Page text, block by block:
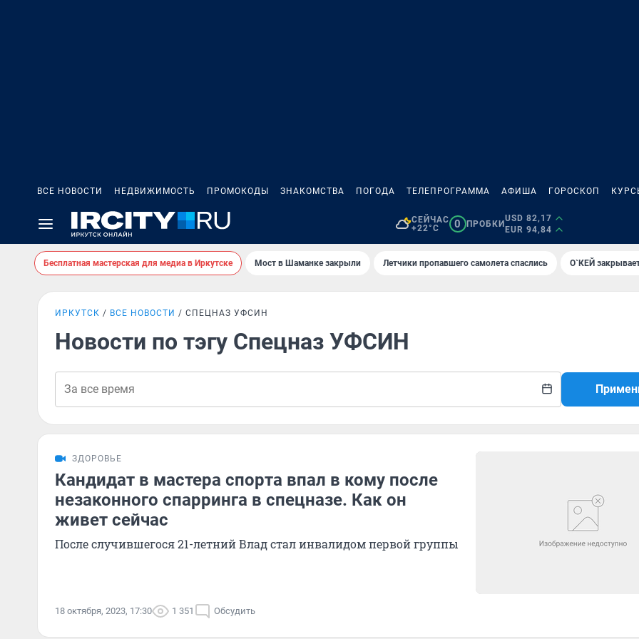
ВСЕ НОВОСТИ НЕДВИЖИМОСТЬ ПРОМОКОДЫ ЗНАКОМСТВА ПОГОДА ТЕЛЕПРОГРАММА АФИША ГОРОСКОП
СЕЙЧАС
+22°C
0 ПРОБКИ
USD 82,17
EUR 94,84
Бесплатная мастерская для медиа в Иркутске Мост в Шаманке закрыли Летчики пропавшего самолета спаслись О`КЕЙ
ИРКУТСК ВСЕ НОВОСТИ СПЕЦНАЗ УФСИН
Новости по тэгу Спецназ УФСИН
ЗДОРОВЬЕ
Кандидат в мастера спорта впал в кому после
незаконного спарринга в спецназе. Как он
живет сейчас
После случившегося 21-летний Влад стал инвалидом первой группы
18 октября, 2023, 17:30 1 351 Обсудить